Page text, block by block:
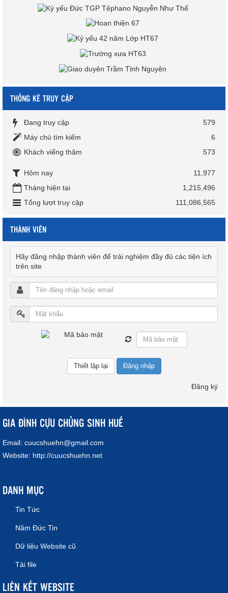
THỐNG KÊ TRUY CẬP
Đang truy cập
579
Máy chủ tìm kiếm
6
Khách viếng thăm
573
Hôm nay
11,977
Tháng hiện tại
1,215,496
Tổng lượt truy cập
111,086,565
THÀNH VIÊN
Hãy đăng nhập thành viên để trải nghiệm đầy đủ các tiện ích
trên site
Đăng nhập
Đăng ký
GIA ĐÌNH CỰU CHỦNG SINH HUẾ
Email: cuucshuehn@gmail.com
Website: http://cuucshuehn.net
DANH MỤC
Tin Tức
Năm Đức Tin
Dữ liệu Website cũ
Tải file
LIÊN KẾT WEBSITE